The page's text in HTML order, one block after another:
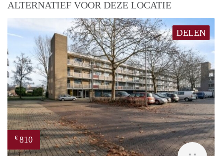
ALTERNATIEF VOOR DEZE LOCATIE
DELEN
€ 810